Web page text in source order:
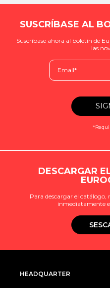
SUSCRÍBASE AL
Suscríbase ahora al boletín de
las
DESCARGAR
Para descargar el
inmediatamente
HEADQUARTER